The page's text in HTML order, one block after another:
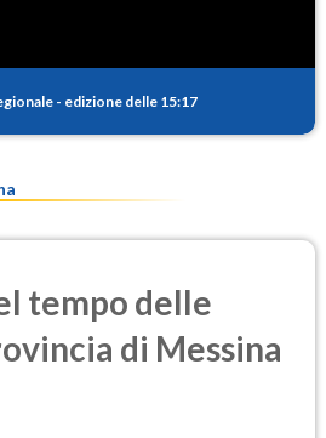
- edizione delle 15:17
tempo delle
di Messina